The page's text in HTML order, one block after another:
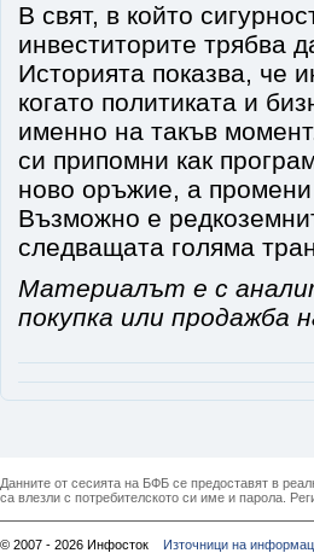
В свят, в който
инвеститорите трябва
Историята показва, че
когато политиката и
именно на такъв
си припомни как
ново оръжие, а промени
Възможно е
следващата голяма
Материалът е с
покупка или продажба
Данните от сесията на БФБ се предоставят в
са влезли с потребителското си име и парола.
© 2007 - 2026 Инфосток Източници на